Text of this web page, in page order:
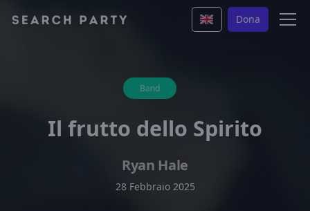
Dona
Band
Il frutto dello Spirito
Ryan Hale
28 Febbraio 2025